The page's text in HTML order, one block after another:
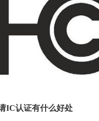
IC认证有什么好处